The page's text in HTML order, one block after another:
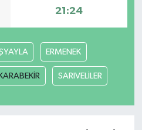
21:24
ERMENEK
SARIVELİLER